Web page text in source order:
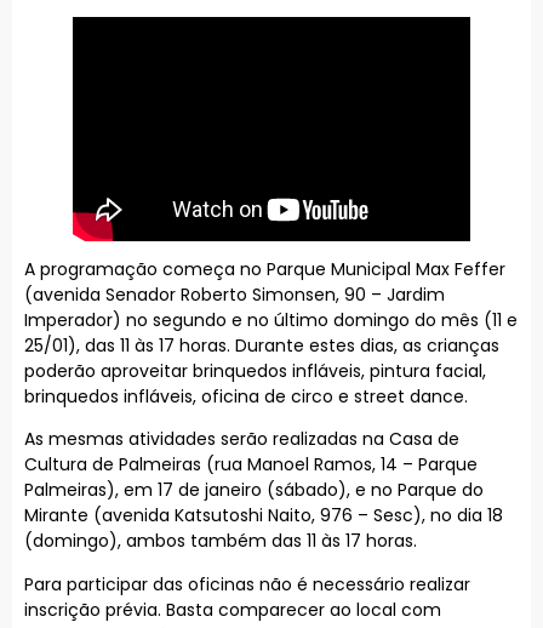
A programação começa no Parque Municipal Max Feffer
(avenida Senador Roberto Simonsen, 90 – Jardim
Imperador) no segundo e no último domingo do mês (11 e
25/01), das 11 às 17 horas. Durante estes dias, as crianças
poderão aproveitar brinquedos infláveis, pintura facial,
brinquedos infláveis, oficina de circo e street dance.
As mesmas atividades serão realizadas na Casa de
Cultura de Palmeiras (rua Manoel Ramos, 14 – Parque
Palmeiras), em 17 de janeiro (sábado), e no Parque do
Mirante (avenida Katsutoshi Naito, 976 – Sesc), no dia 18
(domingo), ambos também das 11 às 17 horas.
Para participar das oficinas não é necessário realizar
inscrição prévia. Basta comparecer ao local com